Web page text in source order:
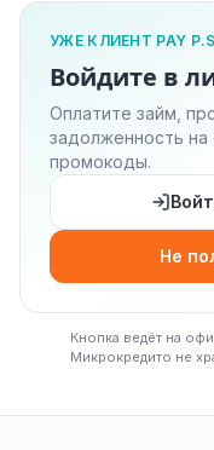
УЖЕ КЛИЕНТ PAY
Войдите в
Оплатите займ,
задолженность
промокоды.
Не
Кнопка ведёт на
Микрокредито не